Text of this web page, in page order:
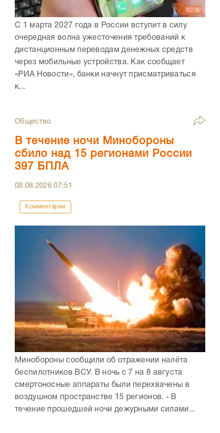
С 1 марта 2027 года в России вступит в силу
очередная волна ужесточения требований к
дистанционным переводам денежных средств
через мобильные устройства. Как сообщает
«РИА Новости», банки начнут присматриваться
к...
Общество
В течение ночи Минобороны
сбило над 15 регионами России
397 БПЛА
08.08.202607:51
Комментарии
Минобороны сообщили об отражении налёта
беспилотников ВСУ. В ночь с 7 на 8 августа
смертоносные аппараты были перехвачены в
воздушном пространстве 15 регионов. - В
течение прошедшей ночи дежурными силами...